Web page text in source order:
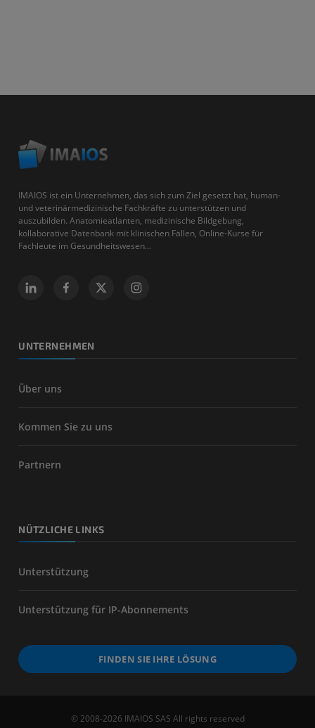
IMAIOS ist ein Unternehmen, das sich zum Ziel gesetzt hat, human-
und veterinärmedizinische Fachkräfte zu unterstützen und
auszubilden. Anatomieatlanten, medizinische Bildgebung,
kollaborative Datenbank mit klinischen Fällen, Online-Kurse für
Fachleute im Gesundheitswesen...
UNTERNEHMEN
Über uns
Kommen Sie zu uns
Partnern
NÜTZLICHE LINKS
Unterstützung
Unterstützung für IP-Abonnements
FINDEN SIE IHRE LÖSUNG
© 2008-2026 IMAIOS SAS All rights reserved